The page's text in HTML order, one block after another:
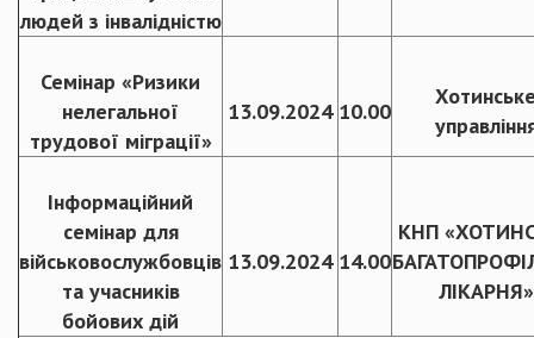
людей з інвалідністю
Семінар «Ризики
нелегальної
трудової міграції»
13.09.2024 10.00
Інформаційний
семінар для
військовослужбовців
та учасників
бойових дій
13.09.2024 14.00
КНП
ЛІКАРНЯ»